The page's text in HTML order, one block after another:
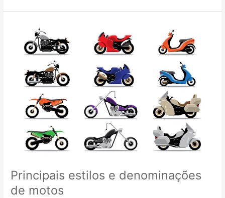
motos
mundo
atualmente
Principais estilos e denominações
de motos